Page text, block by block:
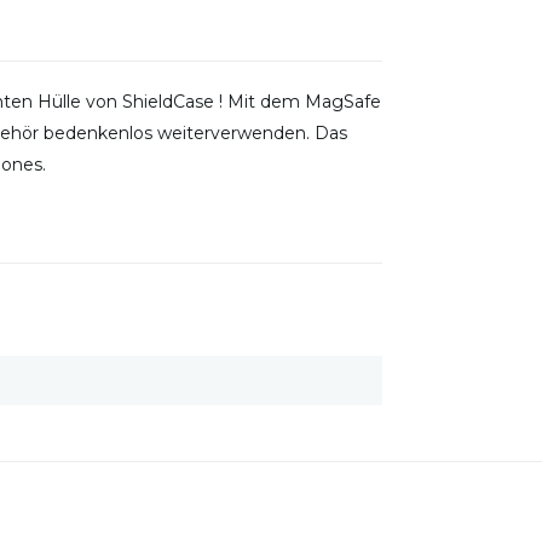
Hülle von ShieldCase ! Mit dem MagSafe
bedenkenlos weiterverwenden. Das